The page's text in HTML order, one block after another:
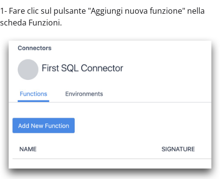
1- Fare clic sul pulsante "Aggiungi nuova funzione" nella
scheda Funzioni.